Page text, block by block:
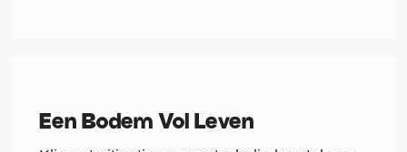
Een Bodem Vol Leven